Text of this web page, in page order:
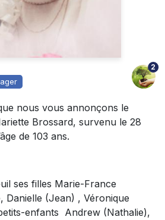
2
nous vous annonçons le
Brossard, survenu le 28
de 103 ans.
ses filles Marie-France
Danielle (Jean) , Véronique
enfants Andrew (Nathalie),